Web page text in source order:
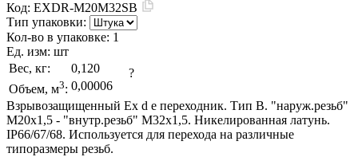
Код: EXDR-M20M32SB
Тип упаковки:
Кол-во в упаковке: 1
Ед. изм: шт
Вес, кг:
0,120
Объем, м3: 0,00006
?
Взрывозащищенный Ex d e переходник. Тип В. "наруж.резьб"
М20х1,5 - "внутр.резьб" M32х1,5. Никелированная латунь.
IP66/67/68. Используется для перехода на различные
типоразмеры резьб.